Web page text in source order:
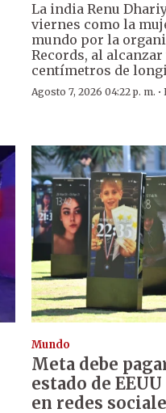
La india Renu
viernes como la
mundo por la
Records, al alcanzar
centímetros de
Agosto 7, 2026 04:22 p. m. ·
Mundo
Meta debe
estado de
en redes